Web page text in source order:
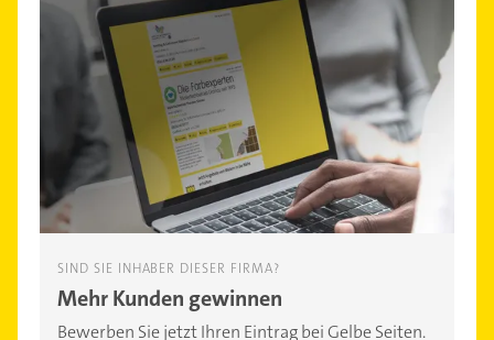
SIND SIE INHABER DIESER FIRMA?
Mehr Kunden gewinnen
Bewerben Sie jetzt Ihren Eintrag bei Gelbe Seiten.